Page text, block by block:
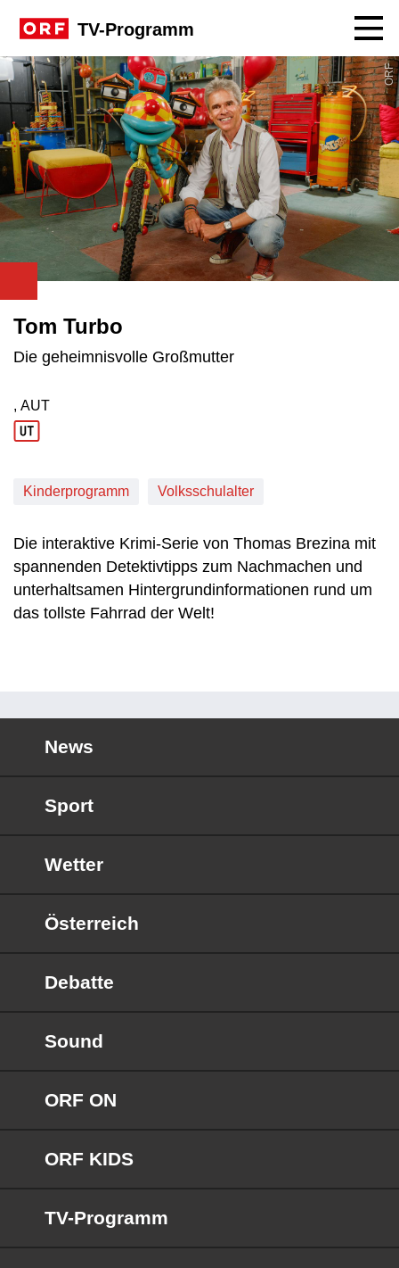
TV-Programm
ORF
Tom Turbo
Die geheimnisvolle Großmutter
Produktionsland: AUT
, AUT
Kinderprogramm Volksschulalter
Die interaktive Krimi-Serie von Thomas Brezina mit
spannenden Detektivtipps zum Nachmachen und
unterhaltsamen Hintergrundinformationen rund um
das tollste Fahrrad der Welt!
News
Sport
Wetter
Österreich
Debatte
Sound
ORF ON
ORF KIDS
TV-Programm